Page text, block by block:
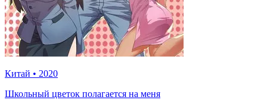
Китай • 2020
Школьный цветок полагается на меня